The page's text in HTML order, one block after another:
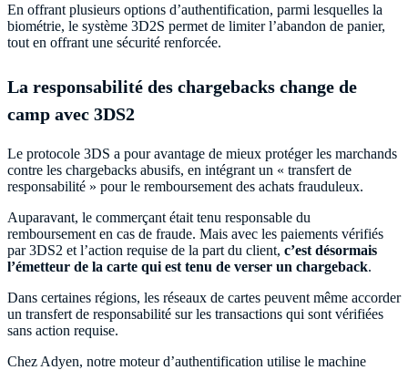
En offrant plusieurs options d’authentification, parmi lesquelles la
biométrie, le système 3D2S permet de limiter l’abandon de panier,
tout en offrant une sécurité renforcée.
La responsabilité des chargebacks change de
camp avec 3DS2
Le protocole 3DS a pour avantage de mieux protéger les marchands
contre les chargebacks abusifs, en intégrant un « transfert de
responsabilité » pour le remboursement des achats frauduleux.
Auparavant, le commerçant était tenu responsable du
remboursement en cas de fraude. Mais avec les paiements vérifiés
par 3DS2 et l’action requise de la part du client, c’est désormais
l’émetteur de la carte qui est tenu de verser un chargeback.
Dans certaines régions, les réseaux de cartes peuvent même accorder
un transfert de responsabilité sur les transactions qui sont vérifiées
sans action requise.
Chez Adyen, notre moteur d’authentification utilise le machine